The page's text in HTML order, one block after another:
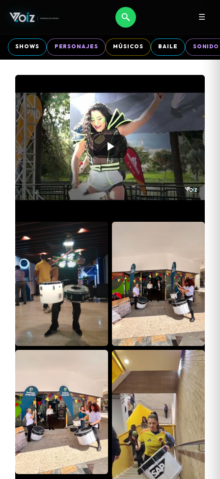
☰
SHOWS PERSONAJES MÚSICOS BAILE SONIDO